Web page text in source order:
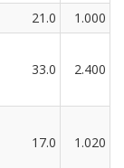
21.0
1.000
33.0 2.400
17.0 1.020